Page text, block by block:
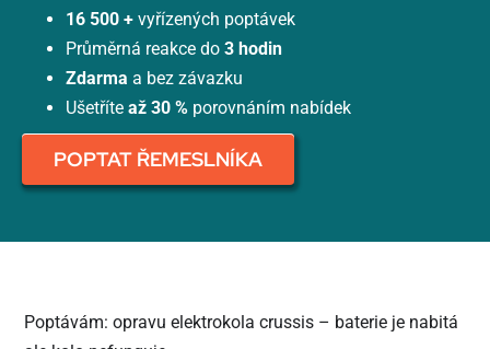
16 500 + vyřízených poptávek
Průměrná reakce do 3 hodin
Zdarma a bez závazku
Ušetříte až 30 %porovnáním nabídek
POPTAT ŘEMESLNÍKA
Poptávám: opravu elektrokola crussis – baterie je nabitá